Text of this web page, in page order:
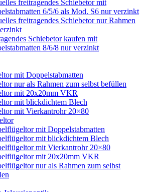
freitragendes Schiebetor mit
6/5/6 als Mod. S6 nur verzinkt
freitragendes Schiebetor nur Rahmen
Schiebetor kaufen mit
8/6/8 nur verzinkt
mit Doppelstabmatten
nur als Rahmen zum selbst befüllen
mit 20x20mm VKR
mit blickdichtem Blech
mit Vierkantrohr 20×80
mit Doppelstabmatten
mit blickdichtem Blech
mit Vierkantrohr 20×80
mit 20x20mm VKR
nur als Rahmen zum selbst